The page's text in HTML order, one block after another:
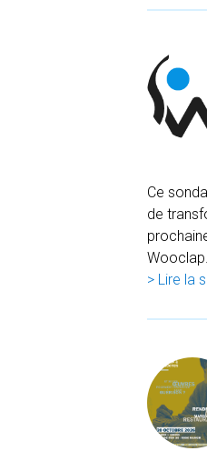
Ce
de
> Lire la